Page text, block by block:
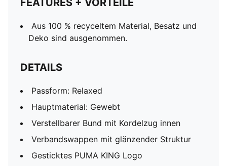
FEATURES + VORTEILE
Aus 100 % recyceltem Material, Besatz und
Deko sind ausgenommen.
DETAILS
Passform: Relaxed
Hauptmaterial: Gewebt
Verstellbarer Bund mit Kordelzug innen
Verbandswappen mit glänzender Struktur
Gesticktes PUMA KING Logo